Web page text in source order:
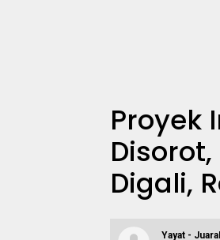
Proyek
Digali,
Yayat -